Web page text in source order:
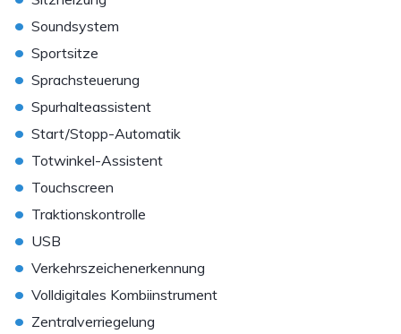
• Soundsystem
• Sportsitze
• Sprachsteuerung
• Spurhalteassistent
• Start/Stopp-Automatik
• Totwinkel-Assistent
• Touchscreen
• Traktionskontrolle
• USB
• Verkehrszeichenerkennung
• Volldigitales Kombiinstrument
• Zentralverriegelung